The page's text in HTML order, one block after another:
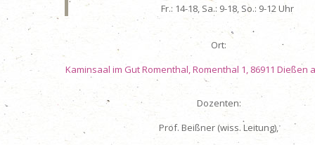
Fr.: 14-18, Sa.: 9-18, So.: 9-12 Uhr
Ort:
Kaminsaal im Gut Romenthal, Romenthal 1, 86911 Dießen
Dozenten:
Prof. Beißner (wiss. Leitung),